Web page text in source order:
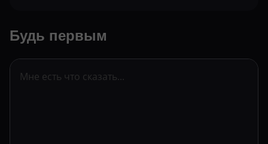
Будь первым